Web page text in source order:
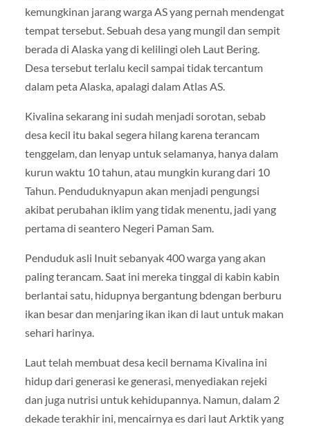
kemungkinan jarang warga AS yang pernah mendengat
tempat tersebut. Sebuah desa yang mungil dan sempit
berada di Alaska yang di kelilingi oleh Laut Bering.
Desa tersebut terlalu kecil sampai tidak tercantum
dalam peta Alaska, apalagi dalam Atlas AS.
Kivalina sekarang ini sudah menjadi sorotan, sebab
desa kecil itu bakal segera hilang karena terancam
tenggelam, dan lenyap untuk selamanya, hanya dalam
kurun waktu 10 tahun, atau mungkin kurang dari 10
Tahun. Penduduknyapun akan menjadi pengungsi
akibat perubahan iklim yang tidak menentu, jadi yang
pertama di seantero Negeri Paman Sam.
Penduduk asli Inuit sebanyak 400 warga yang akan
paling terancam. Saat ini mereka tinggal di kabin kabin
berlantai satu, hidupnya bergantung bdengan berburu
ikan besar dan menjaring ikan ikan di laut untuk makan
sehari harinya.
Laut telah membuat desa kecil bernama Kivalina ini
hidup dari generasi ke generasi, menyediakan rejeki
dan juga nutrisi untuk kehidupannya. Namun, dalam 2
dekade terakhir ini, mencairnya es dari laut Arktik yang